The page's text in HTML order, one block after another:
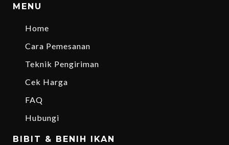
MENU
Home
Cara Pemesanan
Teknik Pengiriman
Cek Harga
FAQ
Hubungi
BIBIT & BENIH IKAN